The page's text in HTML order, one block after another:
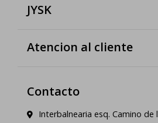
JYSK
Atencion al cliente
Contacto
Interbalnearia esq. Camino de